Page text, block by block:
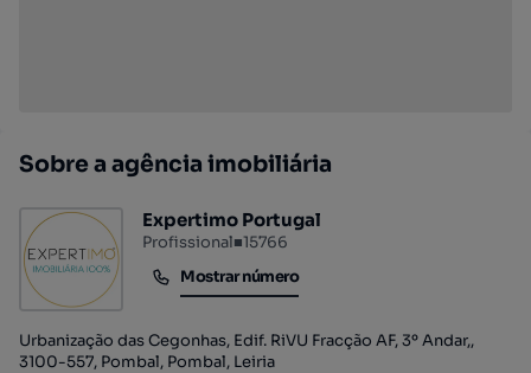
Sobre a agência imobiliária
Expertimo Portugal
Profissional■15766
Mostrar número
Mostrar número
Urbanização das Cegonhas, Edif. RiVU Fracção AF, 3º Andar,,
3100-557, Pombal, Pombal, Leiria